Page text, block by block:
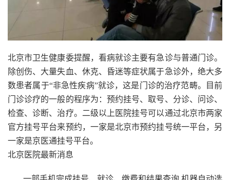
北京市卫生健康委提醒，看病就诊主要有急诊与普通门诊。
除创伤、大量失血、休克、昏迷等症状属于急诊外，绝大多
数患者属于“非急性疾病”就诊，这是门诊的治疗范畴。目前
门诊诊疗的一般的程序为：预约挂号、取号、分诊、问诊、
检查、诊断、治疗。二级以上医院挂号可以通过北京市两家
官方挂号平台来预约，一家是北京市预约挂号统一平台，另
一家是京医通挂号平台。
北京医院最新消息